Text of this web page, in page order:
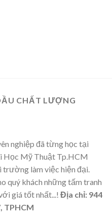
CHẤT LƯỢNG
nghiệp đã từng học tại
Mỹ Thuật Tp.HCM
làm việc hiện đại.
quý khách những tấm tranh
giá tốt nhất...! Địa chỉ: 944
TPHCM